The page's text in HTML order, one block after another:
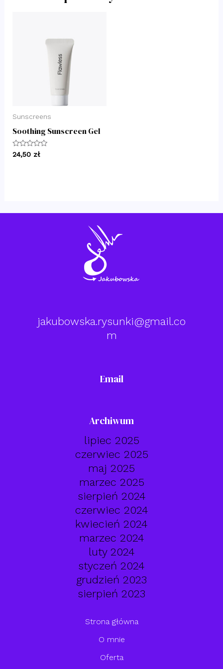
Sunscreens
Soothing Sunscreen Gel
Oceniono
24,50 zł
jakubowska.rysunki@gmail.co
m
Email
Archiwum
lipiec 2025
czerwiec 2025
maj 2025
marzec 2025
sierpień 2024
czerwiec 2024
kwiecień 2024
marzec 2024
luty 2024
styczeń 2024
grudzień 2023
sierpień 2023
Strona główna
O mnie
Oferta